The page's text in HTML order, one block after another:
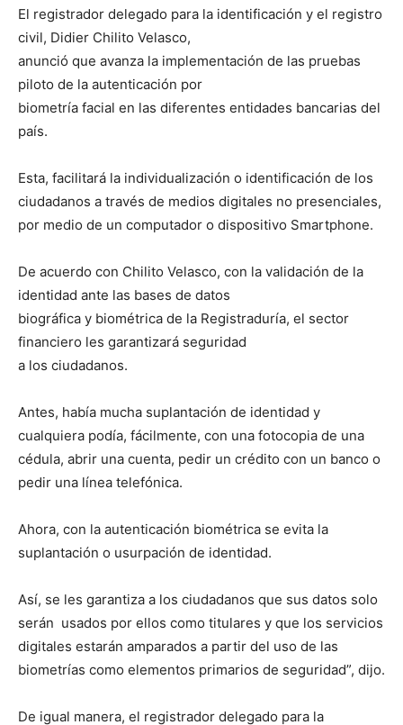
El registrador delegado para la identificación y el registro
civil, Didier Chilito Velasco,
anunció que avanza la implementación de las pruebas
piloto de la autenticación por
biometría facial en las diferentes entidades bancarias del
país.
Esta, facilitará la individualización o identificación de los
ciudadanos a través de medios digitales no presenciales,
por medio de un computador o dispositivo Smartphone.
De acuerdo con Chilito Velasco, con la validación de la
identidad ante las bases de datos
biográfica y biométrica de la Registraduría, el sector
financiero les garantizará seguridad
a los ciudadanos.
Antes, había mucha suplantación de identidad y
cualquiera podía, fácilmente, con una fotocopia de una
cédula, abrir una cuenta, pedir un crédito con un banco o
pedir una línea telefónica.
Ahora, con la autenticación biométrica se evita la
suplantación o usurpación de identidad.
Así, se les garantiza a los ciudadanos que sus datos solo
serán usados por ellos como titulares y que los servicios
digitales estarán amparados a partir del uso de las
biometrías como elementos primarios de seguridad”, dijo.
De igual manera, el registrador delegado para la